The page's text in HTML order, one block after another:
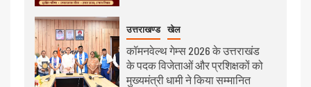
उत्तराखण्ड खेल
कॉमनवेल्थ गेम्स 2026 के उत्तराखंड
के पदक विजेताओं और प्रशिक्षकों को
मुख्यमंत्री धामी ने किया सम्मानित